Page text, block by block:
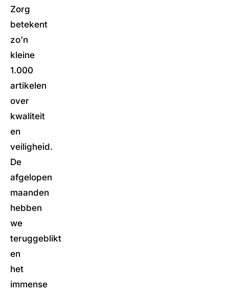
Zorg
betekent
zo’n
kleine
1.000
artikelen
over
kwaliteit
en
veiligheid.
De
afgelopen
maanden
hebben
we
teruggeblikt
en
het
immense